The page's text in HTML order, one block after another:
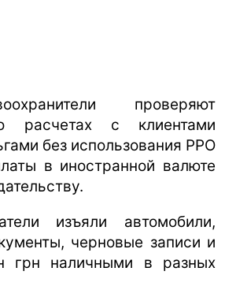
проверяют
расчетах с клиентами
без использования РРО
в иностранной валюте
изъяли автомобили,
черновые записи и
грн наличными в разных